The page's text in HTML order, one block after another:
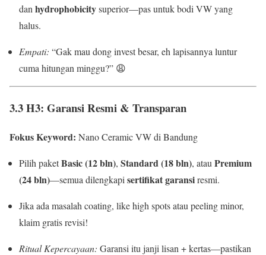
danhydrophobicitysuperior—pas untuk bodi VW yang
halus.
Empati: “Gak mau dong invest besar, eh lapisannya luntur
cuma hitungan minggu?” 😩
3.3 H3: Garansi Resmi & Transparan
Fokus Keyword: Nano Ceramic VW di Bandung
Pilih paketBasic (12 bln), Standard (18 bln), atau Premium
(24 bln)—semua dilengkapi sertifikat garansiresmi.
Jika ada masalah coating, like high spots atau peeling minor,
klaim gratis revisi!
Ritual Kepercayaan: Garansi itu janji lisan + kertas—pastikan